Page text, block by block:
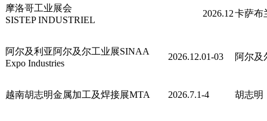
摩洛哥工业展会
SISTEP INDUSTRIEL
2026.12卡萨布
阿尔及利亚阿尔及尔工业展SINAA
Expo Industries
2026.12.01-03 阿尔及
越南胡志明金属加工及焊接展MTA 2026.7.1-4 胡志明